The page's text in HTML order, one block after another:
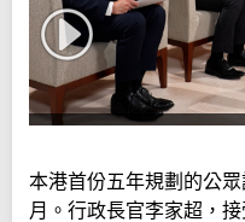
本港首份五年規劃的公
月。行政長官李家超，